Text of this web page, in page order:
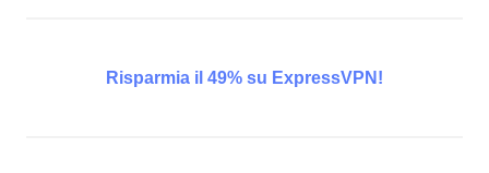
Risparmia il 49% su ExpressVPN!